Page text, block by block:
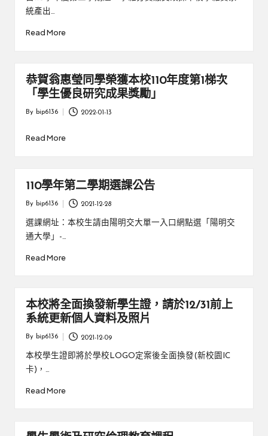
統產出…
Read More
恭賀翁惠瑩同學榮獲本校110年度第1梯次
「學生優良研究成果獎勵」
Posted
By bip6136 2022-01-13
Read More
110學年第二學期選課公告
Posted
By bip6136 2021-12-28
選課網址：本校生請由陽明交大單一入口網點選「陽明交
通大學」-…
Read More
本校將全面換發新學生證，請於12/31前上
系統更新個人資料及照片
Posted
By bip6136 2021-12-09
本校學生證即將於學校LOGO定案後全面換發(新校園IC
卡)，…
Read More